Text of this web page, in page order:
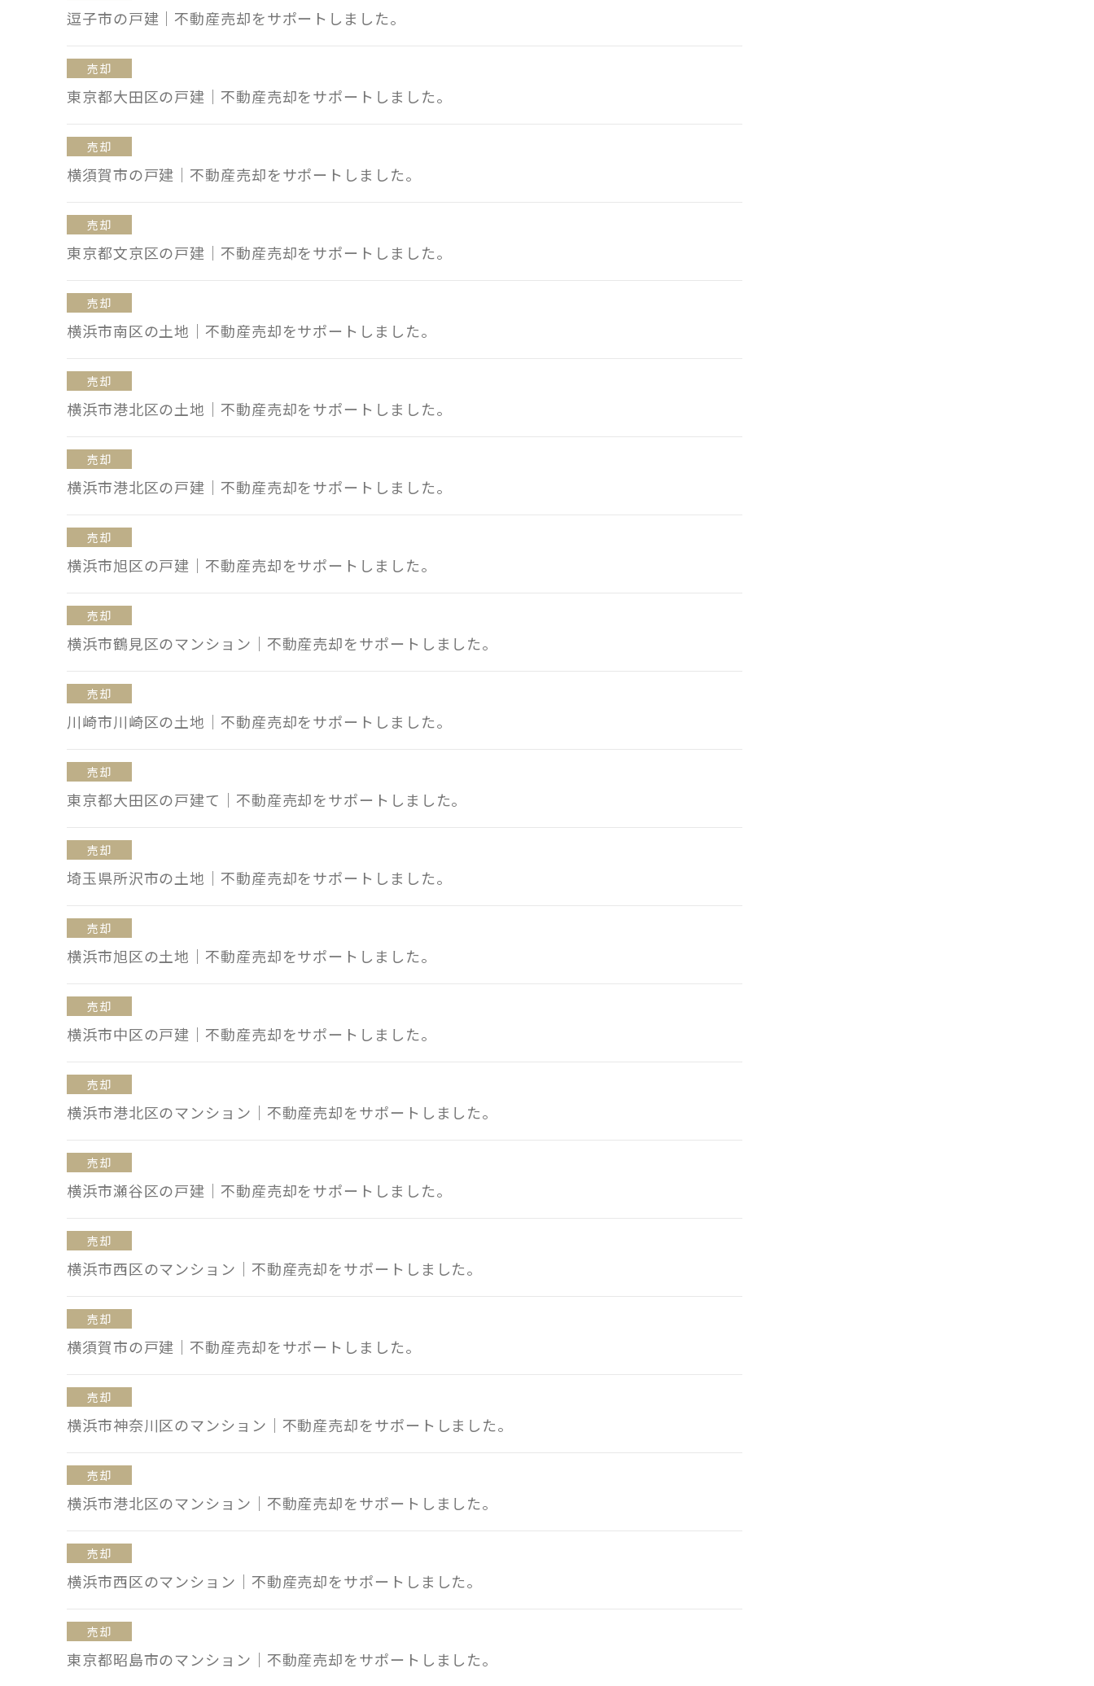
逗子市の戸建｜不動産売却をサポートしました。
売却
東京都大田区の戸建｜不動産売却をサポートしました。
売却
横須賀市の戸建｜不動産売却をサポートしました。
売却
東京都文京区の戸建｜不動産売却をサポートしました。
売却
横浜市南区の土地｜不動産売却をサポートしました。
売却
横浜市港北区の土地｜不動産売却をサポートしました。
売却
横浜市港北区の戸建｜不動産売却をサポートしました。
売却
横浜市旭区の戸建｜不動産売却をサポートしました。
売却
横浜市鶴見区のマンション｜不動産売却をサポートしました。
売却
川崎市川崎区の土地｜不動産売却をサポートしました。
売却
東京都大田区の戸建て｜不動産売却をサポートしました。
売却
埼玉県所沢市の土地｜不動産売却をサポートしました。
売却
横浜市旭区の土地｜不動産売却をサポートしました。
売却
横浜市中区の戸建｜不動産売却をサポートしました。
売却
横浜市港北区のマンション｜不動産売却をサポートしました。
売却
横浜市瀬谷区の戸建｜不動産売却をサポートしました。
売却
横浜市西区のマンション｜不動産売却をサポートしました。
売却
横須賀市の戸建｜不動産売却をサポートしました。
売却
横浜市神奈川区のマンション｜不動産売却をサポートしました。
売却
横浜市港北区のマンション｜不動産売却をサポートしました。
売却
横浜市西区のマンション｜不動産売却をサポートしました。
売却
東京都昭島市のマンション｜不動産売却をサポートしました。